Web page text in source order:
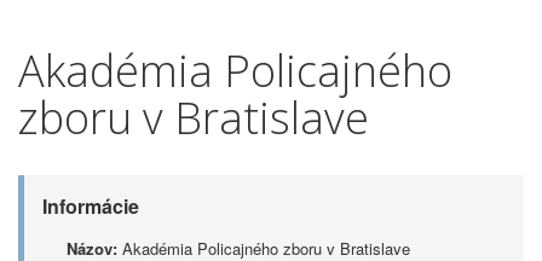
Akadémia Policajného
zboru v Bratislave
Informácie
Názov: Akadémia Policajného zboru v Bratislave